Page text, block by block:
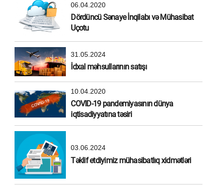
06.04.2020
Dördüncü Sənaye İnqilabı və Mühasibat
Uçotu
31.05.2024
İdxal məhsullarının satışı
10.04.2020
COVID-19 pandemiyasının dünya
iqtisadiyyatına təsiri
03.06.2024
Təklif etdiyimiz mühasibatlıq xidmətləri